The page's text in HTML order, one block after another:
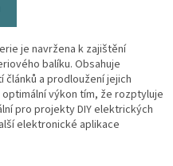
je navržena k zajištění
balíku. Obsahuje
a prodloužení jejich
výkon tím, že rozptyluje
pro projekty DIY elektrických
elektronické aplikace